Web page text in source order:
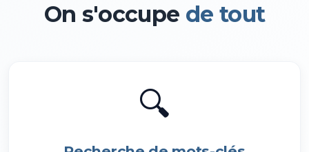
On s'occupe de tout
🔍